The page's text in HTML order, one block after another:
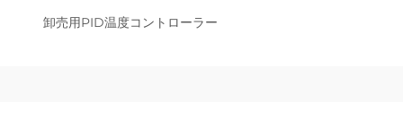
卸売用PID温度コントローラー